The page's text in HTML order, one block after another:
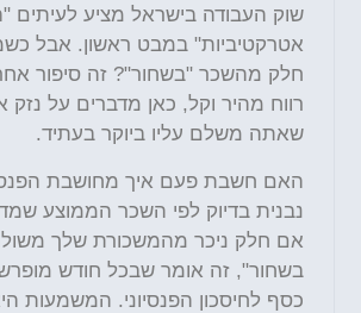
שוק העבודה בישראל מציע לעיתים
אטרקטיביות" במבט ראשון. אבל
חלק מהשכר "בשחור"? זה סיפור אחר
רווח מהיר וקל, כאן מדברים על נזק ארוך
שאתה משלם עליו ביוקר בעתיד.
האם חשבת פעם איך מחושבת הפנסיה
נבנית בדיוק לפי השכר הממוצע שמדווח
אם חלק ניכר מהמשכורת שלך משולם
בשחור", זה אומר שבכל חודש מופרש
כסף לחיסכון הפנסיוני. המשמעות היא